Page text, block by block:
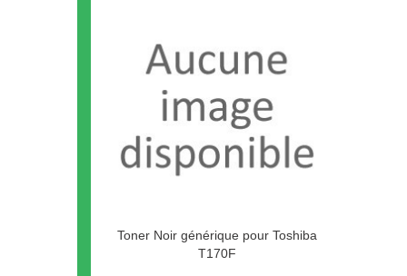
Toner Noir générique pour Toshiba
T170F